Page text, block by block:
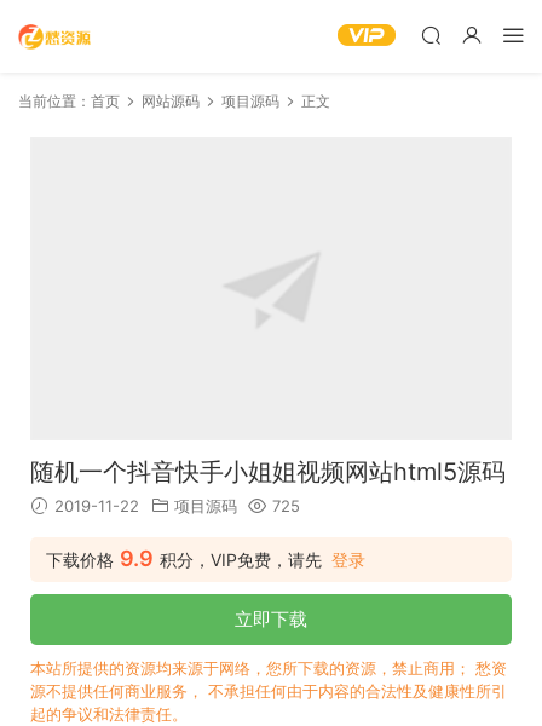
当前位置： 首页 网站源码 项目源码 正文
随机一个抖音快手小姐姐视频网站html5源码
2019-11-22 项目源码 725
下载价格 9.9 积分，VIP免费，请先 登录
立即下载
本站所提供的资源均来源于网络，您所下载的资源，禁止商用； 愁资
源不提供任何商业服务， 不承担任何由于内容的合法性及健康性所引
起的争议和法律责任。